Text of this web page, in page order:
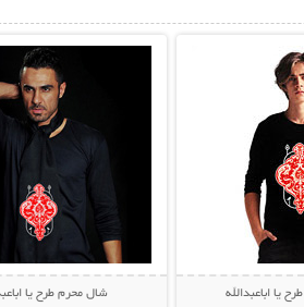
یا اباعبدالله شال محرم طرح یا